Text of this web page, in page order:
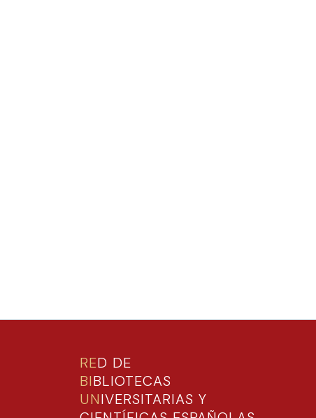
RED DE
BIBLIOTECAS
UNIVERSITARIAS Y